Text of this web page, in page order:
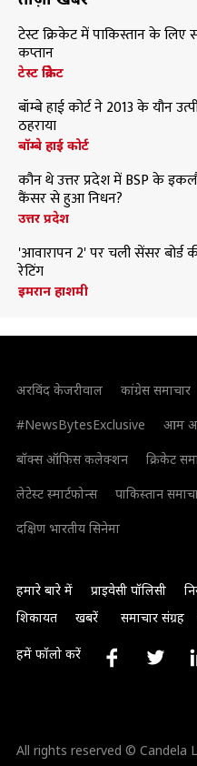
टेस्ट क्रिकेट में पाकिस्तान के लिए
कप्तान
टेस्ट क्रिकेट
बॉम्बे हाई कोर्ट ने 2013 के यौन
ठहराया
बॉम्बे हाई कोर्ट
कौन थे उत्तर प्रदेश में BSP के
कैंसर से हुआ निधन?
उत्तर प्रदेश
'आवारापन 2' पर चली सेंसर बोर्ड
रेटिंग
इमरान हाशमी
अरविंद केजरीवाल कांग्रेस समाचार
#NewsBytesExclusive
आम
बॉक्स ऑफिस कलेक्शन
क्रिकेट
लेटेस्ट स्मार्टफोन्स
पाकिस्तान
दक्षिण भारतीय सिनेमा
हमारे बारे में प्राइवेसी पॉलिसी
शिकायत
खबरें समाचार संग्रह
हमें फॉलो करें
All rights reserved © Candela